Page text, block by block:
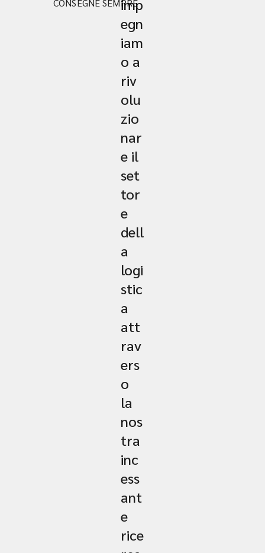
CONSEGNE SEMPRE
imp
egn
iam
o a
riv
olu
zio
nar
e il
set
tor
e
dell
a
logi
stic
a
att
rav
ers
o
la
nos
tra
inc
ess
ant
e
rice